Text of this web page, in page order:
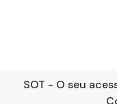
SOT - O seu